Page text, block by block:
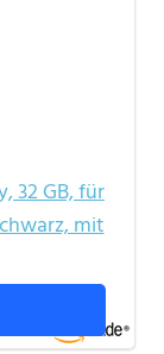
32 GB, für
mit